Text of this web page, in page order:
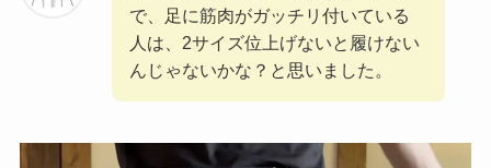
で、足に筋肉がガッチリ付いている
人は、2サイズ位上げないと履けない
んじゃないかな？と思いました。